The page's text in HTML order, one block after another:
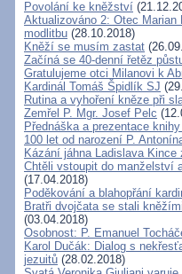
Povolání ke kněžství
Aktualizováno 2: Otec
modlitbu (28.10.2018)
Kněží se musím zastat
Začíná se 40-denní řetěz
Gratulujeme otci Milanovi k
Kardinál Tomáš Špidlík SJ
Rutina a vyhoření kněze při
Zemřel P. Mgr. Josef Pelc
Přednáška a prezentace
100 let od narození P.
Kázání jáhna Ladislava
Chtěli vstoupit do manželství
(17.04.2018)
Poděkování a blahopřání
Bratři dvojčata se stali
(03.04.2018)
Osobnost: P. Emanuel
Karol Dučák: Dialog s
jezuitů (28.02.2018)